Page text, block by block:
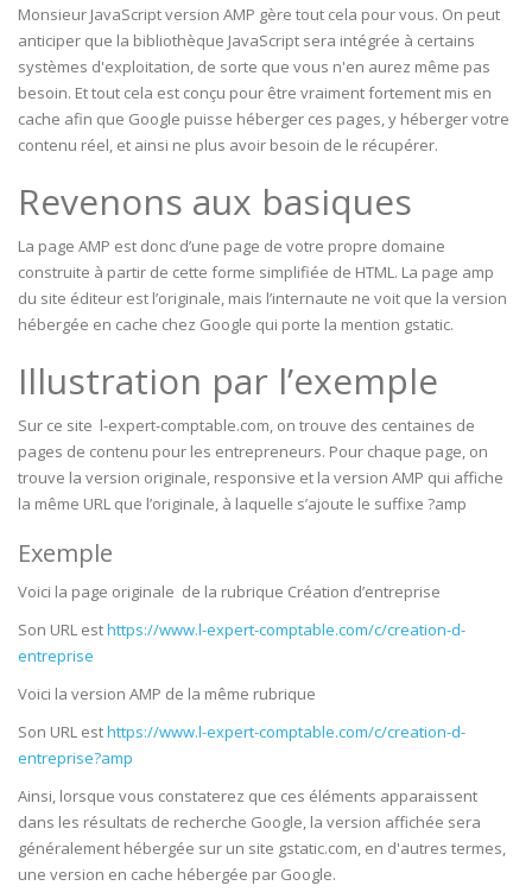
Monsieur JavaScript version AMP gère tout cela pour vous. On peut
anticiper que la bibliothèque JavaScript sera intégrée à certains
systèmes d'exploitation, de sorte que vous n'en aurez même pas
besoin. Et tout cela est conçu pour être vraiment fortement mis en
cache afin que Google puisse héberger ces pages, y héberger votre
contenu réel, et ainsi ne plus avoir besoin de le récupérer.
Revenons aux basiques
La page AMP est donc d’une page de votre propre domaine
construite à partir de cette forme simplifiée de HTML. La page amp
du site éditeur est l’originale, mais l’internaute ne voit que la version
hébergée en cache chez Google qui porte la mention gstatic.
Illustration par l’exemple
Sur ce site l-expert-comptable.com, on trouve des centaines de
pages de contenu pour les entrepreneurs. Pour chaque page, on
trouve la version originale, responsive et la version AMP qui affiche
la même URL que l’originale, à laquelle s’ajoute le suffixe ?amp
Exemple
Voici la page originale de la rubrique Création d’entreprise
Son URL esthttps://www.l-expert-comptable.com/c/creation-d-
entreprise
Voici la version AMP de la même rubrique
Son URL esthttps://www.l-expert-comptable.com/c/creation-d-
entreprise?amp
Ainsi, lorsque vous constaterez que ces éléments apparaissent
dans les résultats de recherche Google, la version affichée sera
généralement hébergée sur un site gstatic.com, en d'autres termes,
une version en cache hébergée par Google.